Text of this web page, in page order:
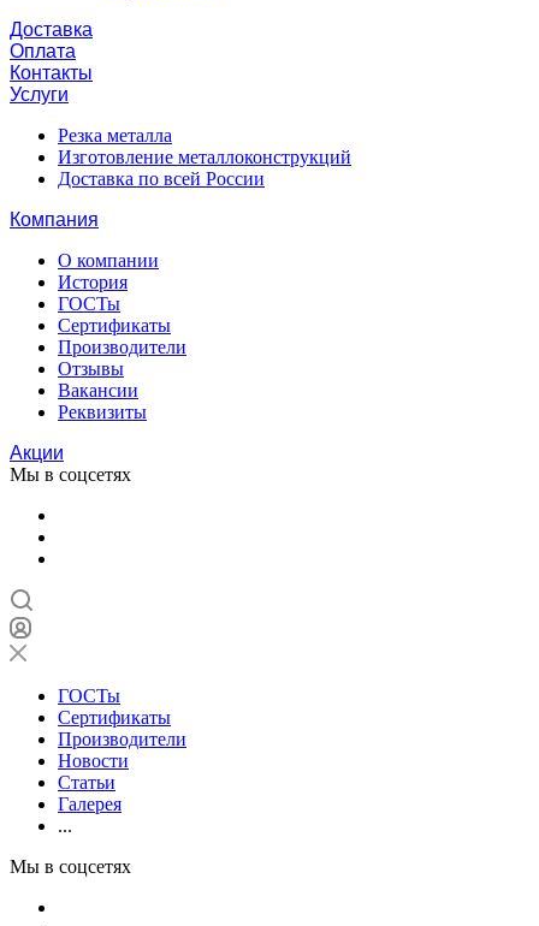
Доставка
Оплата
Контакты
Услуги
Резка металла
Изготовление металлоконструкций
Доставка по всей России
Компания
О компании
История
ГОСТы
Сертификаты
Производители
Отзывы
Вакансии
Реквизиты
Акции
Мы в соцсетях
ГОСТы
Сертификаты
Производители
Новости
Статьи
Галерея
...
Мы в соцсетях